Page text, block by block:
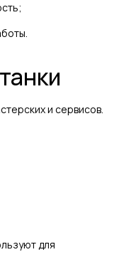
и сервисов.
для